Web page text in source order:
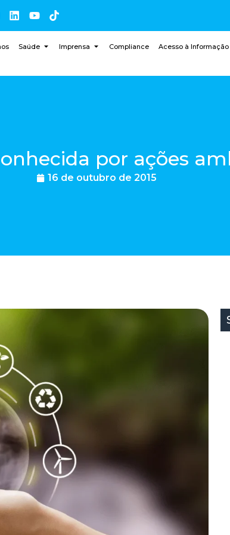
Saúde Imprensa Compliance Acesso à Informação
por ações
16 de outubro de 2015